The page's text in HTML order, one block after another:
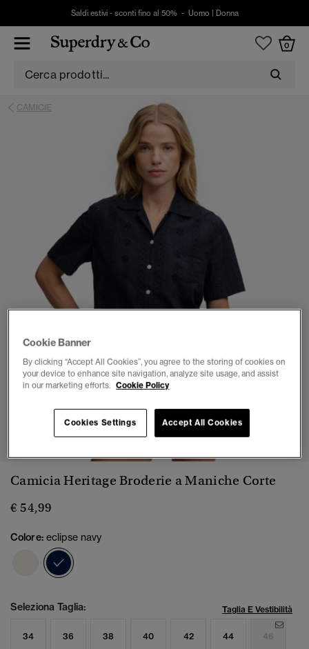
Saldi estivi - sconti fino al 50% - Uomo Donna
0
CAMICIE
1 2 4 5
Camicia Heritage Broderie a Maniche Corte
€ 54,99
Colore: eclipse navy
Seleziona Taglia: Taglia E Vestibilità
34 36 38 40 42 44 46
Cookie Banner
By clicking “Accept All Cookies”, you agree to the storing of cookies on
your device to enhance site navigation, analyze site usage, and assist
in our marketing efforts. Cookie Policy
Cookies Settings Accept All Cookies